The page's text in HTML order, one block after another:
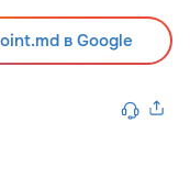
в Google